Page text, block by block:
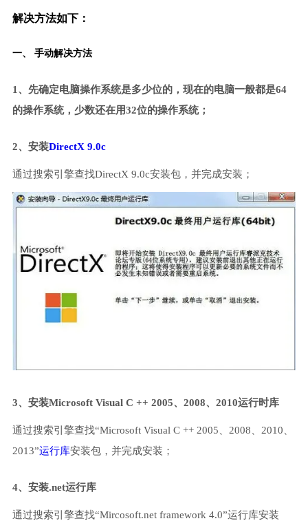
解决方法如下：
一、 手动解决方法
1、先确定电脑操作系统是多少位的，现在的电脑一般都是64
的操作系统，少数还在用32位的操作系统；
2、安装DirectX 9.0c
通过搜索引擎查找DirectX 9.0c安装包，并完成安装；
3、安装Microsoft Visual C ++ 2005、2008、2010运行时库
通过搜索引擎查找“Microsoft Visual C ++ 2005、2008、2010、
2013”运行库安装包，并完成安装；
4、安装.net运行库
通过搜索引擎查找“Mircosoft.net framework 4.0”运行库安装